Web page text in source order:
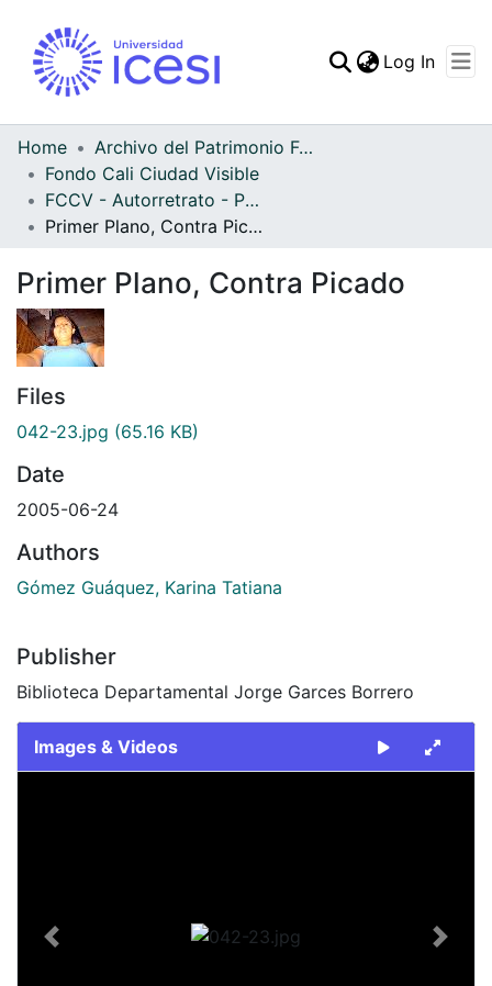
Log In
Home
Archivo del Patrimonio Fotográfico y Fílmico del Valle del Cauca
Fondo Cali Ciudad Visible
FCCV - Autorretrato - Patrimonial
Primer Plano, Contra Picado
Primer Plano, Contra Picado
Files
042-23.jpg (65.16 KB)
Date
2005-06-24
Authors
Gómez Guáquez, Karina Tatiana
Publisher
Biblioteca Departamental Jorge Garces Borrero
Images & Videos
Previous Next